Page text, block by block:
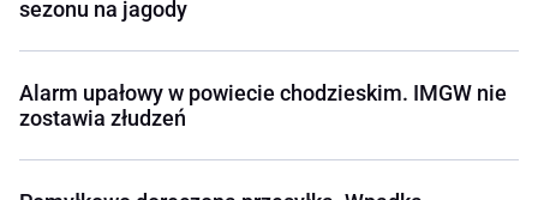
sezonu na jagody
Alarm upałowy w powiecie chodzieskim. IMGW nie
zostawia złudzeń